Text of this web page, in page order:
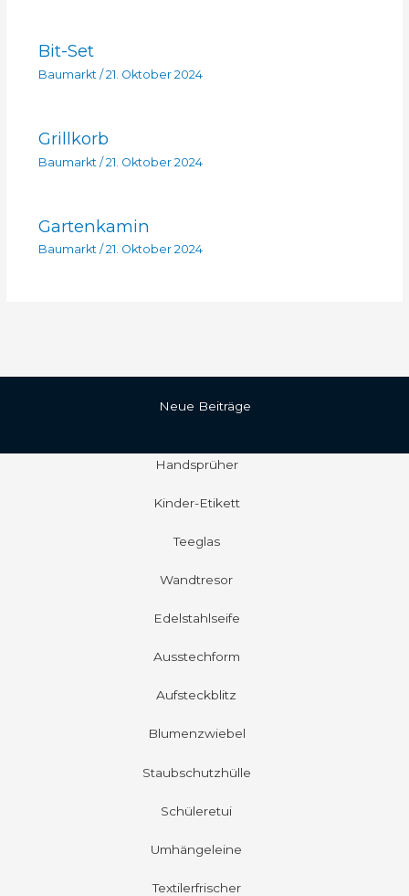
Bit-Set
Baumarkt / 21. Oktober 2024
Grillkorb
Baumarkt /21. Oktober 2024
Gartenkamin
Baumarkt/ 21. Oktober 2024
Neue Beiträge
Handsprüher
Kinder-Etikett
Teeglas
Wandtresor
Edelstahlseife
Ausstechform
Aufsteckblitz
Blumenzwiebel
Staubschutzhülle
Schüleretui
Umhängeleine
Textilerfrischer